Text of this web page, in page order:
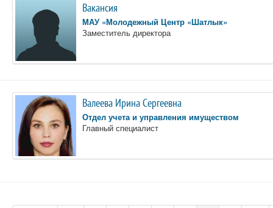
Вакансия
МАУ «Молодежный Центр «Шатлык»
Заместитель директора
Валеева Ирина Сергеевна
Отдел учета и управления имуществом
Главный специалист